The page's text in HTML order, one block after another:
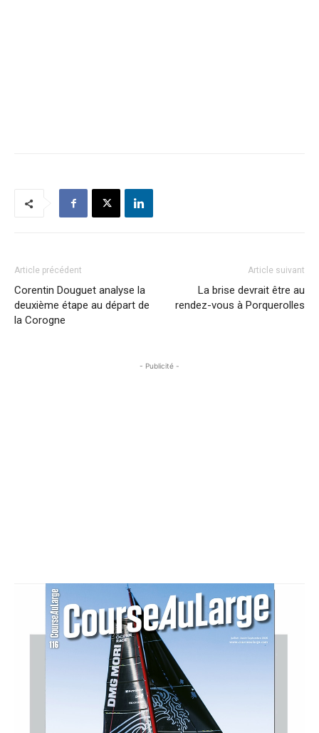
Article précédent
Corentin Douguet analyse la
deuxième étape au départ de
la Corogne
Article suivant
La brise devrait être au
rendez-vous à Porquerolles
- Publicité -